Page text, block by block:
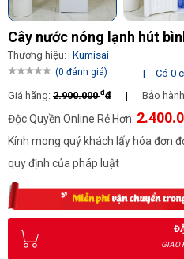
Cây nước nóng lạnh hút
Thương hiệu: Kumisai
(0 đánh giá) |
Có 0
Giá hãng: 2.900.000đđ | Bảo
Độc Quyền Online Rẻ Hơn:
Kính mong quý khách lấy hóa đơn
quy định của pháp luật
GIAO